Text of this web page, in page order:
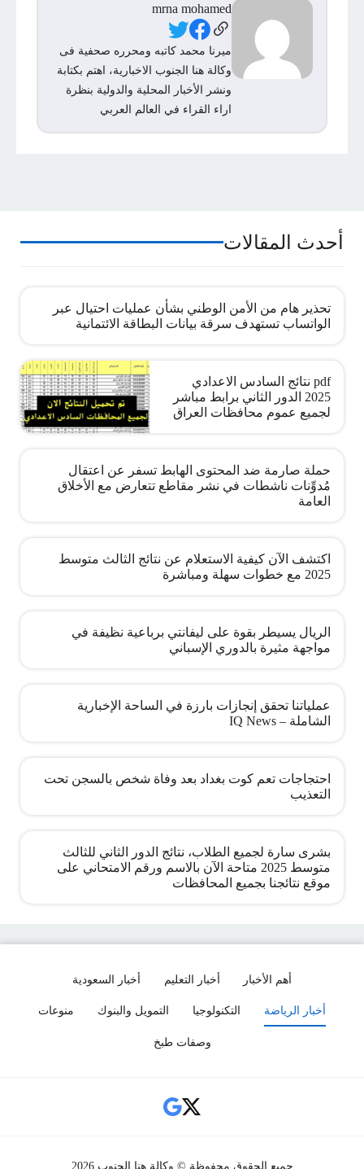
mrna mohamed
Social Links
ميرنا محمد كاتبه ومحرره صحفية فى
وكالة هنا الجنوب الاخبارية، اهتم بكتابة
ونشر الأخبار المحلية والدولية بنظرة
اراء القراء في العالم العربي
أحدث المقالات
تحذير هام من الأمن الوطني بشأن عمليات احتيال عبر
الواتساب تستهدف سرقة بيانات البطاقة الائتمانية
pdf نتائج السادس الاعدادي
2025 الدور الثاني برابط مباشر
لجميع عموم محافظات العراق
حملة صارمة ضد المحتوى الهابط تسفر عن اعتقال
مُدوِّنات ناشطات في نشر مقاطع تتعارض مع الأخلاق
العامة
اكتشف الآن كيفية الاستعلام عن نتائج الثالث متوسط
2025 مع خطوات سهلة ومباشرة
الريال يسيطر بقوة على ليفانتي برباعية نظيفة في
مواجهة مثيرة بالدوري الإسباني
عملياتنا تحقق إنجازات بارزة في الساحة الإخبارية
الشاملة – IQ News
احتجاجات تعم كوت بغداد بعد وفاة شخص بالسجن تحت
التعذيب
بشرى سارة لجميع الطلاب، نتائج الدور الثاني للثالث
متوسط 2025 متاحة الآن بالاسم ورقم الامتحاني على
موقع نتائجنا بجميع المحافظات
أهم الأخبار أخبار التعليم أخبار السعودية
أخبار الرياضة التكنولوجيا التمويل والبنوك منوعات
وصفات طبخ
Social Links
جميع الحقوق محفوظة © وكالة هنا الجنوب 2026